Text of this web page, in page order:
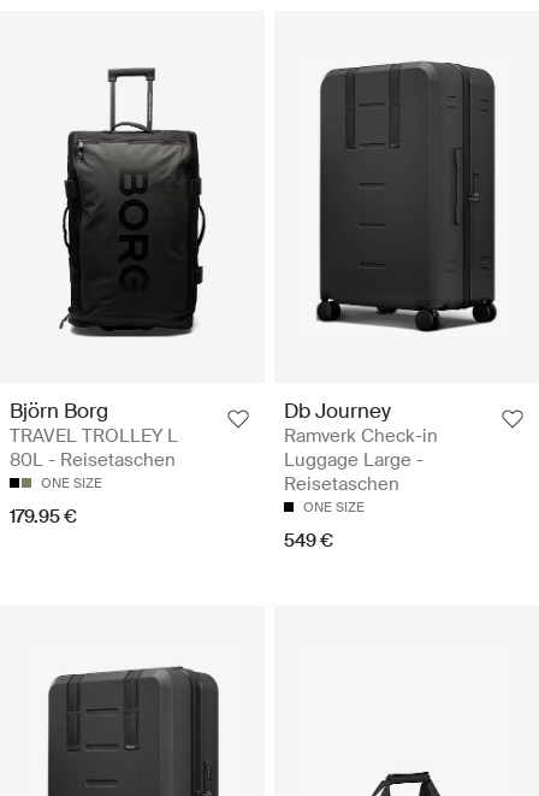
Björn Borg
TRAVEL TROLLEY L
80L - Reisetaschen
ONE SIZE
179.95 €
Db Journey
Ramverk Check-in
Luggage Large -
Reisetaschen
ONE SIZE
549 €